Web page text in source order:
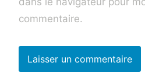
commentaire.